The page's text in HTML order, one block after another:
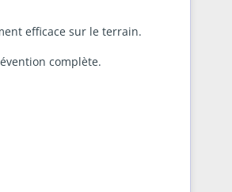
efficace sur le terrain.
complète.